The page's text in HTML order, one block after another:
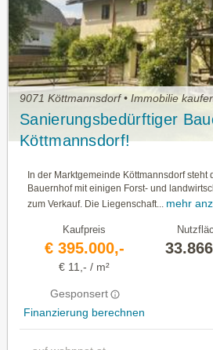
9071 Köttmannsdorf • Immobilie
Sanierungsbedürftiger
Köttmannsdorf!
In der Marktgemeinde Köttmannsdorf steht
Bauernhof mit einigen Forst- und
zum Verkauf. Die Liegenschaft... mehr
Kaufpreis
€ 395.000,-
€ 11,- / m²
Gesponsert
Finanzierung berechnen